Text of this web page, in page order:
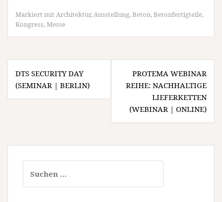
Markiert mit Architektur,Ausstellung,Beton,Betonfertigteile,
Kongress,Messe
Beitragsnavigation
DTS SECURITY DAY
(SEMINAR | BERLIN)
PROTEMA WEBINAR
REIHE: NACHHALTIGE
LIEFERKETTEN
(WEBINAR | ONLINE)
nach: